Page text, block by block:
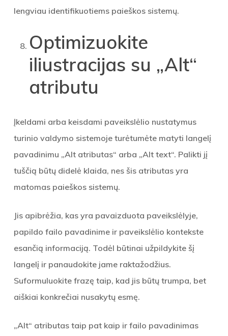
lengviau identifikuotiems paieškos sistemų.
Optimizuokite
iliustracijas su „Alt“
atributu
Įkeldami arba keisdami paveikslėlio nustatymus
turinio valdymo sistemoje turėtumėte matyti langelį
pavadinimu „Alt atributas“ arba „Alt text“. Palikti jį
tuščią būtų didelė klaida, nes šis atributas yra
matomas paieškos sistemų.
Jis apibrėžia, kas yra pavaizduota paveikslėlyje,
papildo failo pavadinime ir paveikslėlio kontekste
esančią informaciją. Todėl būtinai užpildykite šį
langelį ir panaudokite jame raktažodžius.
Suformuluokite frazę taip, kad jis būtų trumpa, bet
aiškiai konkrečiai nusakytų esmę.
„Alt“ atributas taip pat kaip ir failo pavadinimas